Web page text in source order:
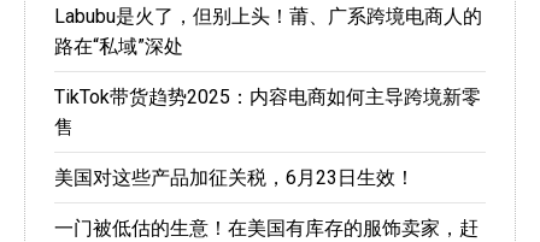
Labubu是火了，但别上头！莆、广系跨境电商人的
路在“私域”深处
TikTok带货趋势2025：内容电商如何主导跨境新零
售
美国对这些产品加征关税，6月23日生效！
一门被低估的生意！在美国有库存的服饰卖家，赶